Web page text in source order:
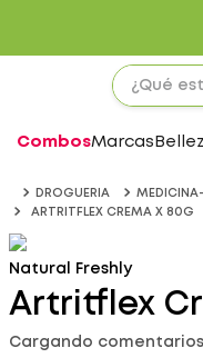
CombosMarcas
DROGUERIA
ARTRITFLEX CREMA X 80G
Natural Freshly
Artritflex
Cargando